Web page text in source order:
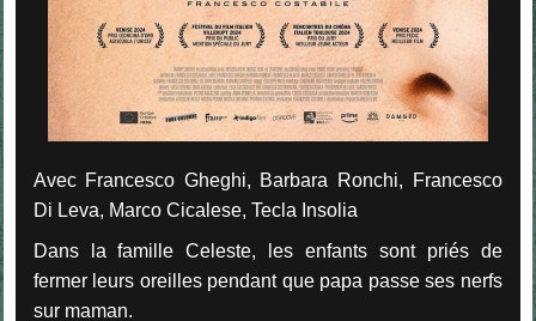
Avec Francesco Gheghi, Barbara Ronchi, Francesco
Di Leva, Marco Cicalese, Tecla Insolia
Dans la famille Celeste, les enfants sont priés de
fermer leurs oreilles pendant que papa passe ses nerfs
sur maman.